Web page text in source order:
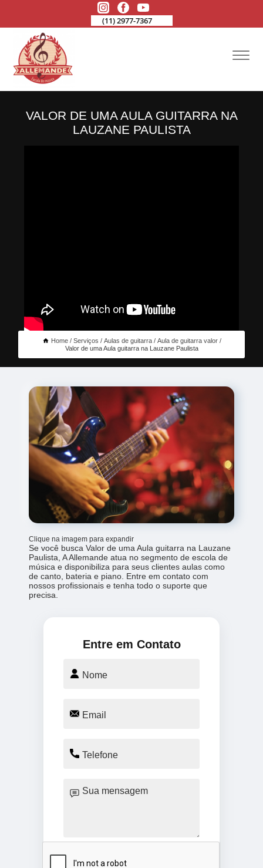
(11) 2977-7367
VALOR DE UMA AULA GUITARRA NA
LAUZANE PAULISTA
Home Serviços Aulas de guitarra
Aula de guitarra valor
Valor de uma Aula guitarra na Lauzane Paulista
Clique na imagem para expandir
Se você busca Valor de uma Aula guitarra na Lauzane
Paulista, A Allemande atua no segmento de escola de
música e disponibiliza para seus clientes aulas como
de canto, bateria e piano. Entre em contato com
nossos profissionais e tenha todo o suporte que
precisa.
Entre em Contato